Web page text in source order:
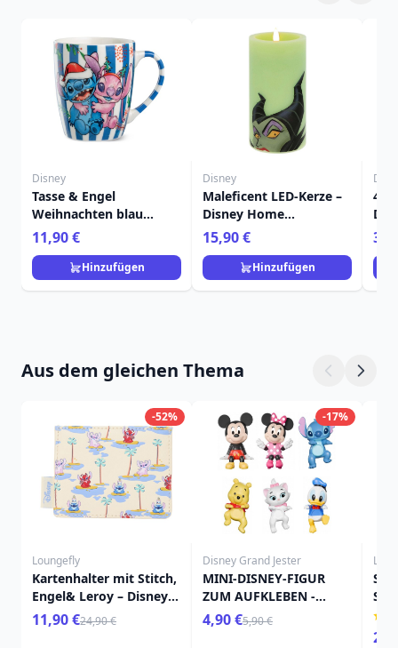
Disney
Tasse & Engel
Weihnachten blau
450ml - Egan Disney
Home
11,90 €
Hinzufügen
Disney
Maleficent LED-Kerze –
Disney Home
Frangrance Collection
15,90 €
Hinzufügen
Aus dem gleichen Thema
-52%
Loungefly
Kartenhalter mit Stitch,
Engel& Leroy – Disney
Loungefly Lilo & Stitch
11,90 €24,90 €
-17%
Disney Grand Jester
MINI-DISNEY-FIGUR
ZUM AUFKLEBEN -
GRAND JESTER
4,90 €5,90 €